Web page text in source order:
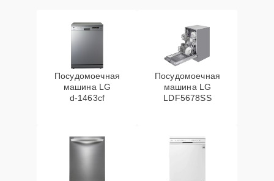
Посудомоечная
машина LG
d‑1463cf
Посудомоечная
машина LG
LDF5678SS